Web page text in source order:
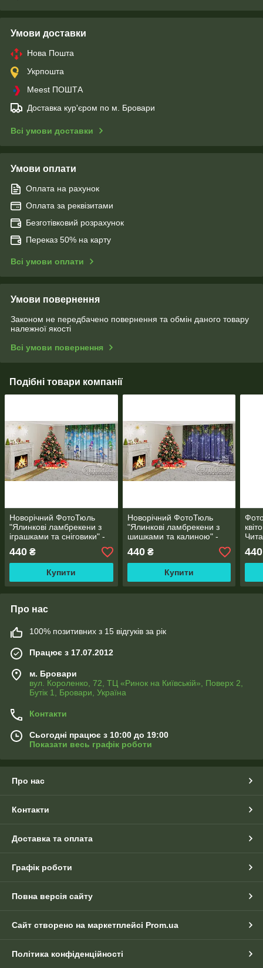
Умови доставки
Нова Пошта
Укрпошта
Meest ПОШТА
Доставка кур'єром по м. Бровари
Всі умови доставки
Умови оплати
Оплата на рахунок
Оплата за реквізитами
Безготівковий розрахунок
Переказ 50% на карту
Всі умови оплати
Умови повернення
Законом не передбачено повернення та обмін даного товару
належної якості
Всі умови повернення
Подібні товари компанії
Новорічний ФотоТюль
"Ялинкові ламбрекени з
іграшками та сніговики" -
будь-який розмір. Читаємо
опис!
440 ₴
Купити
Новорічний ФотоТюль
"Ялинкові ламбрекени з
шишками та калиною" -
будь-який розмір. Читаємо
опис!
440₴
Купити
440
Про нас
100% позитивних з 15 відгуків за рік
Працює з 17.07.2012
м. Бровари
вул. Короленко, 72, ТЦ «Ринок на Київській», Поверх 2,
Бутік 1, Бровари, Україна
Контакти
Сьогодні працює з 10:00 до 19:00
Показати весь графік роботи
Про нас
Контакти
Доставка та оплата
Графік роботи
Повна версія сайту
Сайт створено на маркетплейсі Prom.ua
Політика конфіденційності